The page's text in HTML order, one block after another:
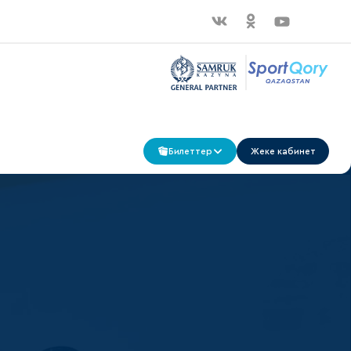
Билеттер Жеке кабинет